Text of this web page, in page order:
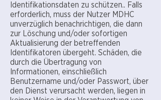
Identifikationsdaten zu schützen.. Falls
erforderlich, muss der Nutzer MDHC
unverzüglich benachrichtigen, die dann
zur Löschung und/oder sofortigen
Aktualisierung der betreffenden
Identifikatoren übergeht. Schäden, die
durch die Übertragung von
Informationen, einschließlich
Benutzername und/oder Passwort, über
den Dienst verursacht werden, liegen in